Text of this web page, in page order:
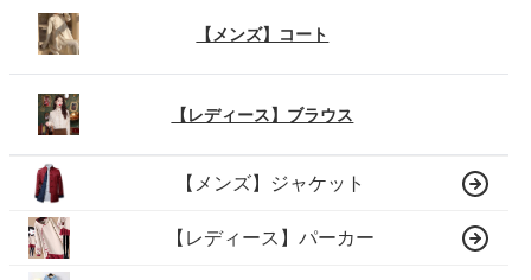
【メンズ】コート
【レディース】ブラウス
【メンズ】ジャケット
【レディース】パーカー